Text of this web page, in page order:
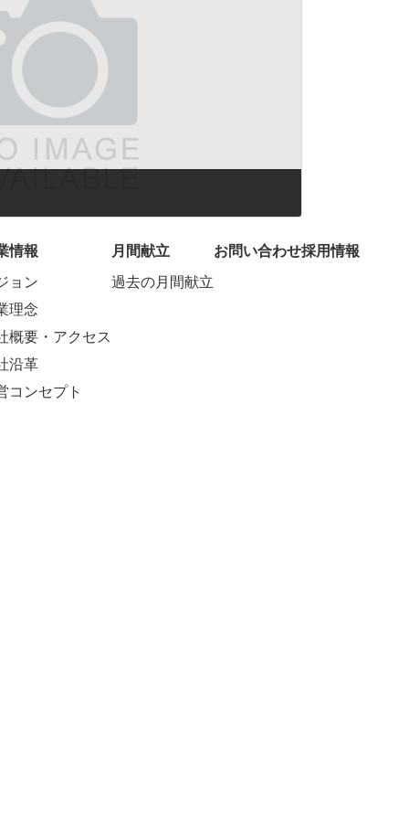
情報
ョン
理念
概要・アクセス
沿革
コンセプト
月間献立
過去の月間献立
お問い合わせ採用情報